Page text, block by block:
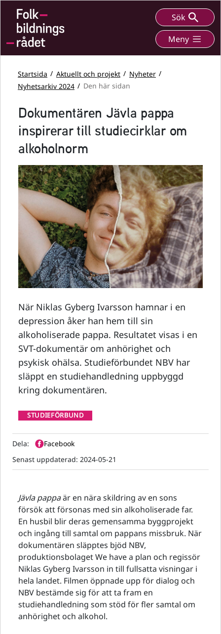
Sök
Meny
Startsida Aktuellt och projekt
Nyheter
Nyhetsarkiv 2024
Den här sidan
Dokumentären Jävla pappa
inspirerar till studiecirklar om
alkoholnorm
När Niklas Gyberg Ivarsson hamnar i en
depression åker han hem till sin
alkoholiserade pappa. Resultatet visas i en
SVT-dokumentär om anhörighet och
psykisk ohälsa. Studieförbundet NBV har
släppt en studiehandledning uppbyggd
kring dokumentären.
STUDIEFÖRBUND
Dela:
Facebook
Senast uppdaterad: 2024-05-21
Jävla pappaär en nära skildring av en sons
försök att försonas med sin alkoholiserade far.
En husbil blir deras gemensamma byggprojekt
och ingång till samtal om pappans missbruk. När
dokumentären släpptes bjöd NBV,
produktionsbolaget We have a plan och regissör
Niklas Gyberg Ivarsson in till fullsatta visningar i
hela landet. Filmen öppnade upp för dialog och
NBV bestämde sig för att ta fram en
studiehandledning som stöd för fler samtal om
anhörighet och alkohol.